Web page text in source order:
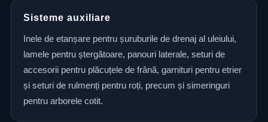
Sisteme auxiliare
Inele de etanșare pentru șuruburile de drenaj al uleiului,
lamele pentru ștergătoare, panouri laterale, seturi de
accesorii pentru plăcuțele de frână, garnituri pentru etrier
și seturi de rulmenți pentru roți, precum și simeringuri
pentru arborele cotit.